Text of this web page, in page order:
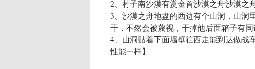
2、村子南沙漠有赏金首沙漠之舟沙漠之
3、沙漠之舟地盘的西边有个山洞，山洞
干，不然会被蔑视，干掉他后面箱子有
4、山洞贴着下面墙壁往西走能到达做战
性能一样】